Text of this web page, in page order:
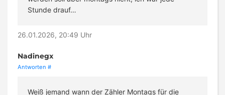
Stunde drauf…
26.01.2026, 20:49 Uhr
Nadinegx
Antworten #
Weiß jemand wann der Zähler Montags für die